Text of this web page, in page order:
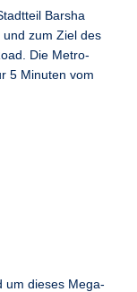
Barsha
und zum Ziel des
Die Metro-
5 Minuten vom
um dieses Mega-